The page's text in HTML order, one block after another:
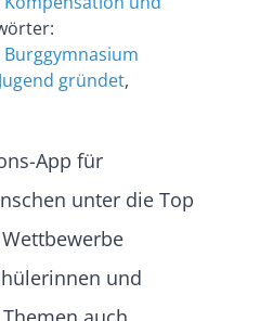
Burggymnasium
Jugend gründet,
App für
unter die Top
und